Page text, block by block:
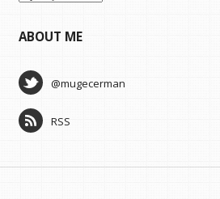
ABOUT ME
@mugecerman
RSS